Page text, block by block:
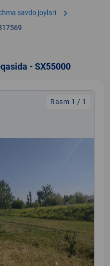
savdo joylari chevron_right
- SX55000
Rasm 1 / 1